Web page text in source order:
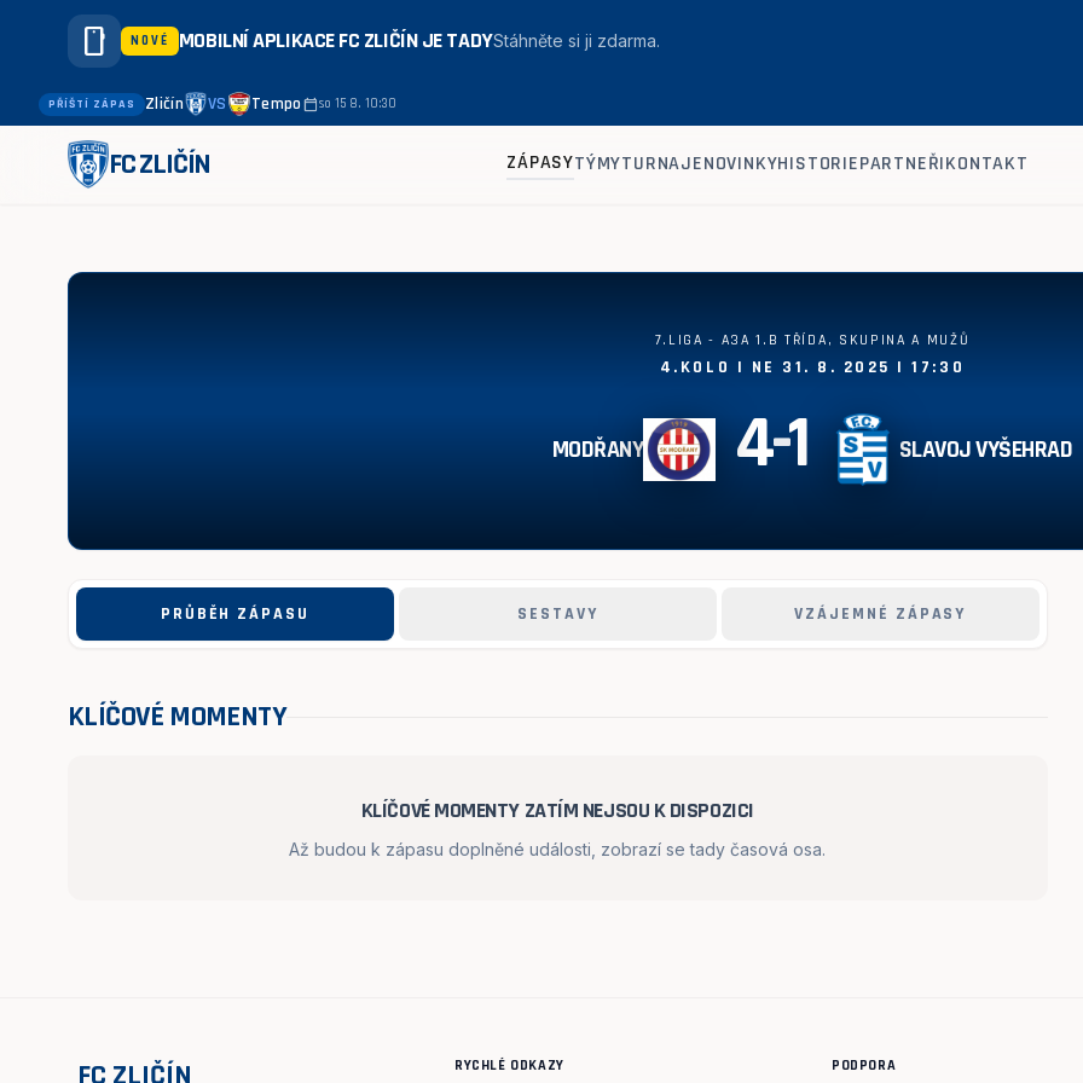
smartphone NOVÉ MOBILNÍ APLIKACE FC ZLIČÍN JE TADYStáhněte si ji zdarma.
PŘÍŠTÍ ZÁPAS Zličín VS Tempocalendar_todayso 15 8. 10:30
FC ZLIČÍN ZÁPASYTÝMYTURNAJENOVINKYHISTORIEPARTNEŘIKONTAKT
Modřany - Slavoj Vyšehrad 4:1
7.LIGA - A3A 1.B TŘÍDA, SKUPINA A MUŽŮ
4.KOLO | NE 31. 8. 2025 | 17:30
MODŘANY 4-1 SLAVOJ VYŠEHRAD
PRŮBĚH ZÁPASU SESTAVY VZÁJEMNÉ ZÁPASY
KLÍČOVÉ MOMENTY
KLÍČOVÉ MOMENTY ZATÍM NEJSOU K DISPOZICI
Až budou k zápasu doplněné události, zobrazí se tady časová osa.
FC ZLIČÍN RYCHLÉ ODKAZY PODPORA